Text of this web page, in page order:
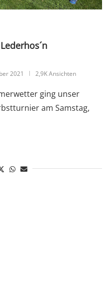
2021 2,9K Ansichten
ging unser
am Samstag,